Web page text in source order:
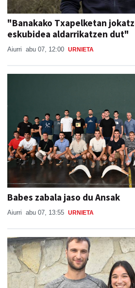
"Banakako Txapelketan
eskubidea aldarrikatzen dut"
Aiurri abu 07, 12:00 URNIETA
Babes zabala jaso du Ansak
Aiurri abu 07, 13:55 URNIETA